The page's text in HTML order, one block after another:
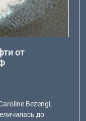
от
Bezengi,
до